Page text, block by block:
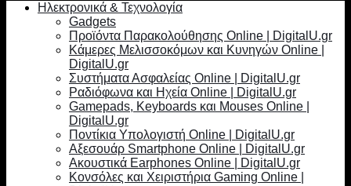
Ηλεκτρονικά & Τεχνολογία
Gadgets
Προϊόντα Παρακολούθησης Online | DigitalU.gr
Κάμερες Μελισσοκόμων και Κυνηγών Online |
DigitalU.gr
Συστήματα Ασφαλείας Online | DigitalU.gr
Ραδιόφωνα και Ηχεία Online | DigitalU.gr
Gamepads, Keyboards και Mouses Online |
DigitalU.gr
Ποντίκια Υπολογιστή Online | DigitalU.gr
Αξεσουάρ Smartphone Online | DigitalU.gr
Ακουστικά Earphones Online | DigitalU.gr
Κονσόλες και Χειριστήρια Gaming Online |